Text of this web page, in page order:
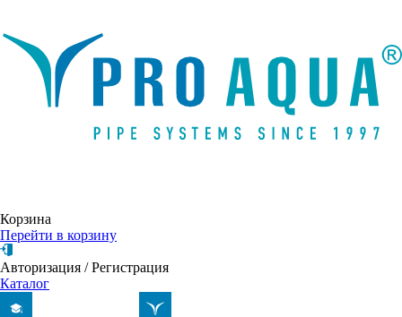
Корзина
Перейти в корзину
Авторизация /Регистрация
Каталог